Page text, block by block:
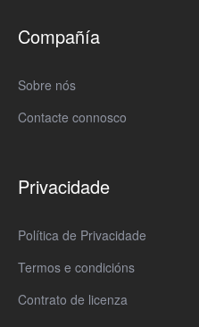
Compañía
Sobre nós
Contacte connosco
Privacidade
Política de Privacidade
Termos e condicións
Contrato de licenza